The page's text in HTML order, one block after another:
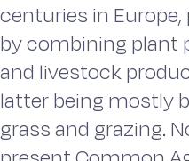
centuries in
by combining plant
and livestock
latter being mostly
grass and grazing.